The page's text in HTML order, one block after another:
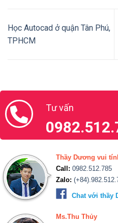
Học Autocad ở quận Tân Phú,
TPHCM
Tư vấn
Thầy Dương vui
Call: 0982.512.785
Zalo:
Chat với thầy
Ms.Thu Thủy